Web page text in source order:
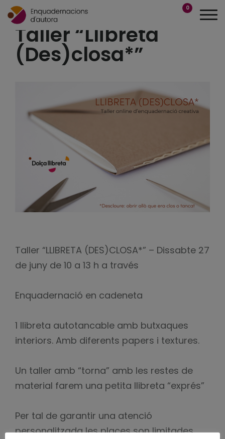
0
Taller “Llibreta
(Des)closa*”
Taller “LLIBRETA (DES)CLOSA*” – Dissabte 27
de juny de 10 a 13 h a través
Enquadernació en cadeneta
1 llibreta autotancable amb butxaques
interiors. Amb diferents papers i textures.
Un taller amb “torna” amb les restes de
material farem una petita llibreta “exprés”
Per tal de garantir una atenció
personalitzada les places son limitades